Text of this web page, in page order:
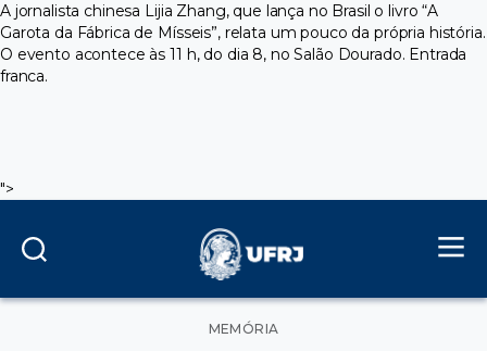
A jornalista chinesa Lijia Zhang, que lança no Brasil o livro “A
Garota da Fábrica de Mísseis”, relata um pouco da própria história.
O evento acontece às 11 h, do dia 8, no Salão Dourado. Entrada
franca.
">
Categorias
MEMÓRIA